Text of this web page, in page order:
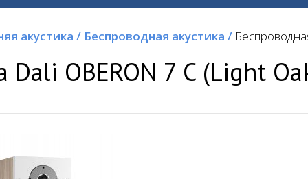
акустика / Беспроводная акустика /
Dali OBERON 7 C (Light